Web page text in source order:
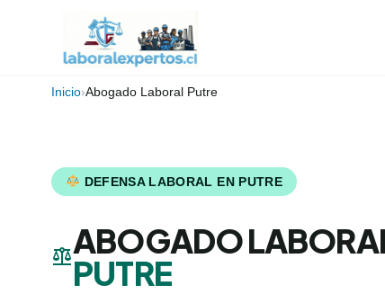
Inicio›Abogado Laboral Putre
DEFENSA LABORAL EN PUTRE
balanceABOGADO
PUTRE